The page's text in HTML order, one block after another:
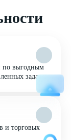
по выгодным
задач
и торговых